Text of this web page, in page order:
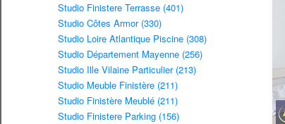
Studio Finistere Terrasse (401)
Studio Côtes Armor (330)
Studio Loire Atlantique Piscine (308)
Studio Département Mayenne (256)
Studio Ille Vilaine Particulier (213)
Studio Meuble Finistère (211)
Studio Finistère Meublé (211)
Studio Finistere Parking (156)